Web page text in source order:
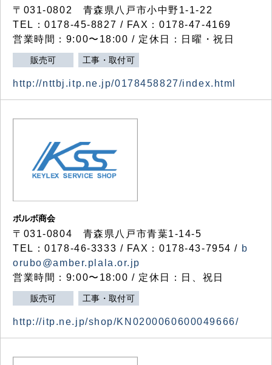
〒031-0802 青森県八戸市小中野1-1-22
TEL：0178-45-8827 / FAX：0178-47-4169
営業時間：9:00〜18:00 / 定休日：日曜・祝日
販売可 工事・取付可
http://nttbj.itp.ne.jp/0178458827/index.html
ボルボ商会
〒031-0804 青森県八戸市青葉1-14-5
TEL：0178-46-3333 / FAX：0178-43-7954 / b
orubo@amber.plala.or.jp
営業時間：9:00〜18:00 / 定休日：日、祝日
販売可 工事・取付可
http://itp.ne.jp/shop/KN0200060600049666/